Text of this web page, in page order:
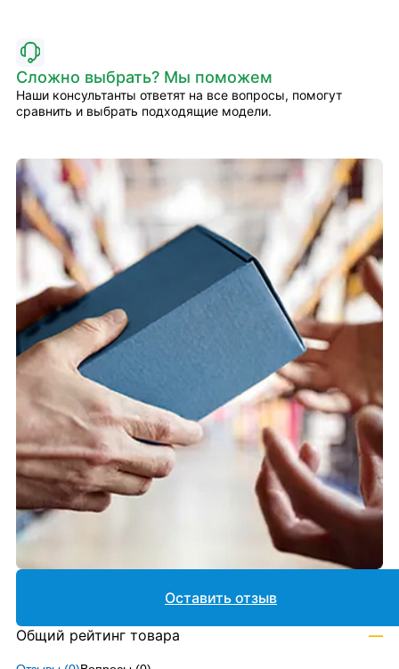
Сложно выбрать? Мы поможем
Наши консультанты ответят на все вопросы, помогут
сравнить и выбрать подходящие модели.
Оставить отзыв
Общий рейтинг товара —